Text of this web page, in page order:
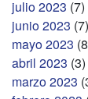
julio 2023 (7)
junio 2023 (7)
mayo 2023
abril 2023 (3)
marzo 2023